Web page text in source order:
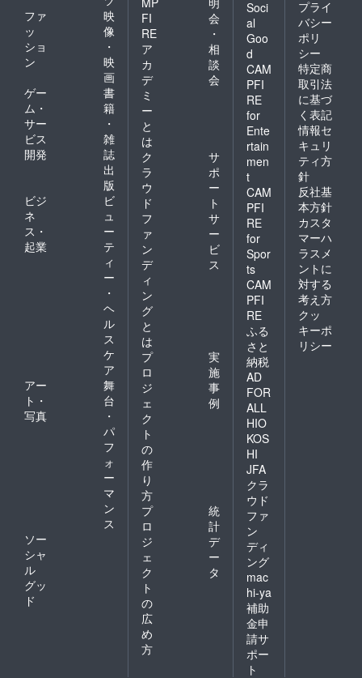
ファ
ッ
ショ
ン
映
像
・
映
画
ゲー
ム・
サー
ビス
開発
書
籍
・
雑
誌
出
版
ビジ
ネ
ス・
起業
ビ
ュ
ー
テ
ィ
ー
・
ヘ
ル
ス
ケ
ア
アー
ト・
写真
舞
台
・
パ
フ
ォ
ー
マ
ン
ス
ソー
シャ
ル
グッ
ド
FI
RE
ア
カ
デ
ミ
ー
と
は
会
・
相
談
会
ク
ラ
ウ
ド
フ
ァ
ン
デ
ィ
ン
グ
と
は
サ
ポ
ー
ト
サ
ー
ビ
ス
プ
ロ
ジ
ェ
ク
ト
の
作
り
方
実
施
事
例
プ
ロ
ジ
ェ
ク
ト
の
広
め
方
統
計
デ
ー
タ
Soci
al
Goo
d
CAM
PFI
RE
for
Ente
rtain
men
t
CAM
PFI
RE
for
Spor
ts
CAM
PFI
RE
ふる
さと
納税
AD
FOR
ALL
HIO
KOS
HI
JFA
クラ
ウド
ファ
ン
ディ
ング
mac
hi-ya
補助
金申
請サ
ポー
ト
プライ
バシー
ポリ
シー
特定商
取引法
に基づ
く表記
情報セ
キュリ
ティ方
針
反社基
本方針
カスタ
マーハ
ラスメ
ントに
対する
考え方
クッ
キーポ
リシー